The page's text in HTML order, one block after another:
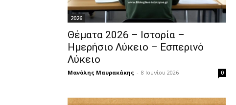
2026
Θέματα 2026 – Ιστορία –
Ημερήσιο Λύκειο – Εσπερινό
Λύκειο
Μανόλης Μαυρακάκης - 8 Ιουνίου 2026 0